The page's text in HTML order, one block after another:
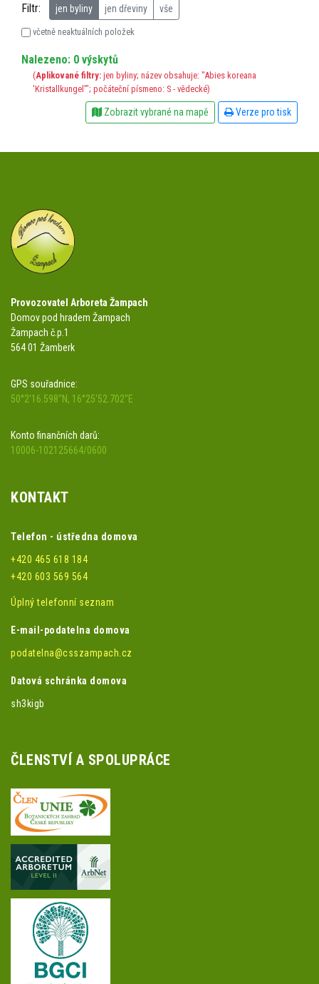
Filtr: jen byliny jen dřeviny vše
včetně neaktuálních položek
Nalezeno: 0 výskytů
(Aplikované filtry: jen byliny; název obsahuje: "Abies koreana
'Kristallkungel'"; počáteční písmeno: S - vědecké)
Zobrazit vybrané na mapě Verze pro tisk
Provozovatel Arboreta Žampach
Domov pod hradem Žampach
Žampach č.p.1
564 01 Žamberk
GPS souřadnice:
50°2'16.598"N, 16°25'52.702"E
Konto finančních darů:
10006-102125664/0600
KONTAKT
Telefon - ústředna domova
+420 465 618 184
+420 603 569 564
Úplný telefonní seznam
E-mail-podatelna domova
podatelna@csszampach.cz
Datová schránka domova
sh3kigb
ČLENSTVÍ A SPOLUPRÁCE